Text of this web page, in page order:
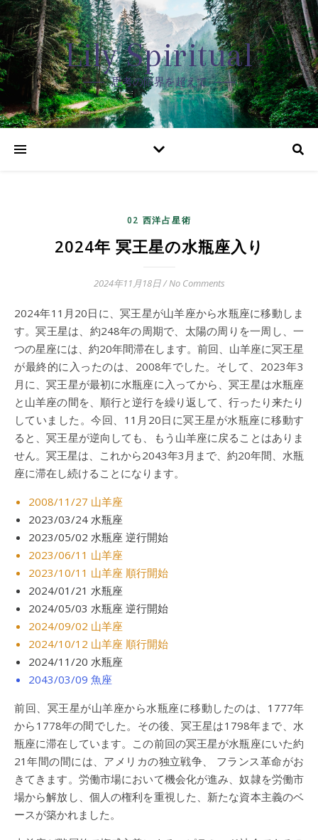
Lily Spiritual
思考の限界を超えて
02 西洋占星術
2024年 冥王星の水瓶座入り
2024年11月18日/No Comments
2024年11月20日に、冥王星が山羊座から水瓶座に移動しま
す。冥王星は、約248年の周期で、太陽の周りを一周し、一
つの星座には、約20年間滞在します。前回、山羊座に冥王星
が最終的に入ったのは、2008年でした。そして、2023年3
月に、冥王星が最初に水瓶座に入ってから、冥王星は水瓶座
と山羊座の間を、順行と逆行を繰り返して、行ったり来たり
していました。今回、11月20日に冥王星が水瓶座に移動す
ると、冥王星が逆向しても、もう山羊座に戻ることはありま
せん。冥王星は、これから2043年3月まで、約20年間、水瓶
座に滞在し続けることになります。
2008/11/27 山羊座
2023/03/24 水瓶座
2023/05/02 水瓶座 逆行開始
2023/06/11 山羊座
2023/10/11 山羊座 順行開始
2024/01/21 水瓶座
2024/05/03 水瓶座 逆行開始
2024/09/02 山羊座
2024/10/12 山羊座 順行開始
2024/11/20 水瓶座
2043/03/09 魚座
前回、冥王星が山羊座から水瓶座に移動したのは、1777年
から1778年の間でした。その後、冥王星は1798年まで、水
瓶座に滞在しています。この前回の冥王星が水瓶座にいた約
21年間の間には、アメリカの独立戦争、 フランス革命がお
きてきます。労働市場において機会化が進み、奴隷を労働市
場から解放し、個人の権利を重視した、新たな資本主義のベ
ースが築かれました。